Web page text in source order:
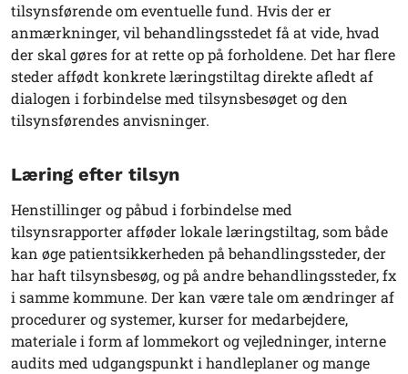
tilsynsførende om eventuelle fund. Hvis der er
anmærkninger, vil behandlingsstedet få at vide, hvad
der skal gøres for at rette op på forholdene. Det har flere
steder affødt konkrete læringstiltag direkte afledt af
dialogen i forbindelse med tilsynsbesøget og den
tilsynsførendes anvisninger.
Læring efter tilsyn
Henstillinger og påbud i forbindelse med
tilsynsrapporter afføder lokale læringstiltag, som både
kan øge patientsikkerheden på behandlingssteder, der
har haft tilsynsbesøg, og på andre behandlingssteder, fx
i samme kommune. Der kan være tale om ændringer af
procedurer og systemer, kurser for medarbejdere,
materiale i form af lommekort og vejledninger, interne
audits med udgangspunkt i handleplaner og mange